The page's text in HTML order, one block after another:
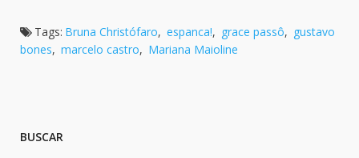
Tags: Bruna Christófaro, espanca!, grace passô, gustavo
bones, marcelo castro, Mariana Maioline
BUSCAR